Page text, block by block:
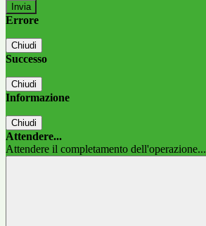
Errore
Chiudi
Successo
Chiudi
Informazione
Chiudi
Attendere...
Attendere il completamento dell'operazione...